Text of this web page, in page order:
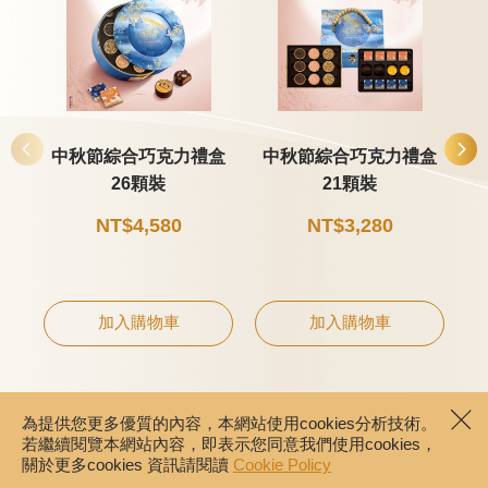
中秋節綜合巧克力禮盒
26顆裝
NT$4,580
加入購物車
中秋節綜合巧克力禮盒
21顆裝
NT$3,280
加入購物車
為提供您更多優質的內容，本網站使用cookies分析技術。
若繼續閱覽本網站內容，即表示您同意我們使用cookies，
關於更多cookies 資訊請閱讀 Cookie Policy